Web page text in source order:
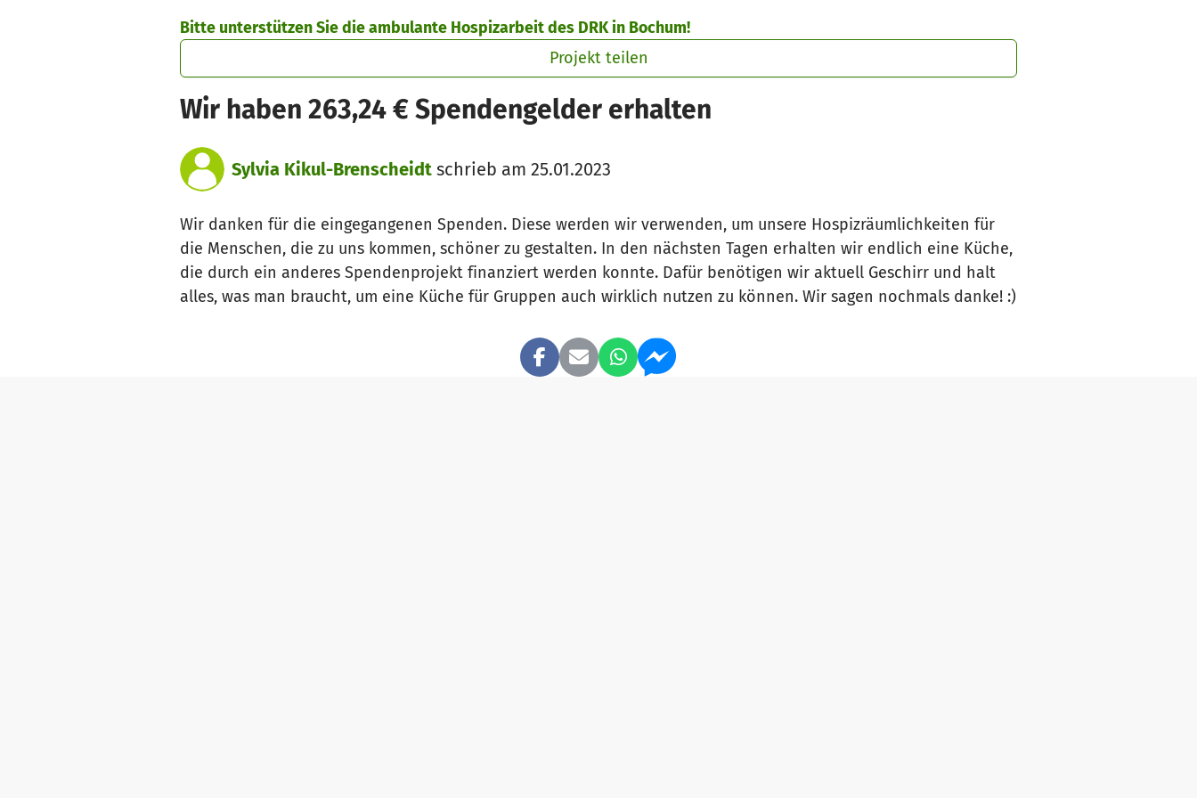
Bitte unterstützen Sie die ambulante Hospizarbeit des DRK in Bochum!
Projekt teilen
Wir haben 263,24 € Spendengelder erhalten
Sylvia Kikul-Brenscheidt schrieb am 25.01.2023
Wir danken für die eingegangenen Spenden. Diese werden wir verwenden, um unsere Hospizräumlichkeiten für
die Menschen, die zu uns kommen, schöner zu gestalten. In den nächsten Tagen erhalten wir endlich eine Küche,
die durch ein anderes Spendenprojekt finanziert werden konnte. Dafür benötigen wir aktuell Geschirr und halt
alles, was man braucht, um eine Küche für Gruppen auch wirklich nutzen zu können. Wir sagen nochmals danke! :)